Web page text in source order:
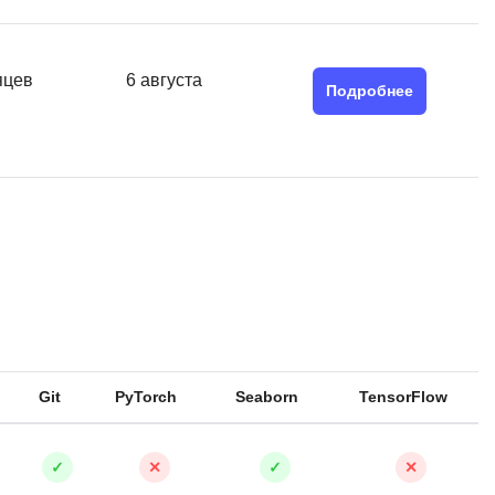
6 августа
Подробнее
Git PyTorch Seaborn TensorFlow
✓ ✕ ✓ ✕
Компьютерное зрение
Godot
S